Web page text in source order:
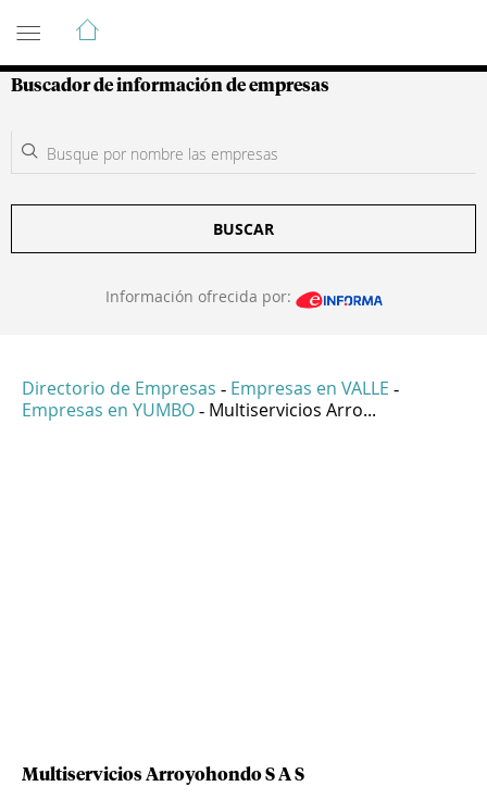
Guía de Empresas Colombianas
Buscador de información de empresas
BUSCAR
Información ofrecida por:
Directorio de Empresas - Empresas en VALLE -
Empresas en YUMBO - Multiservicios Arro...
Multiservicios Arroyohondo S A S